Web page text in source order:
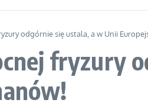
odgórnie się ustala, a w Unii
fryzury